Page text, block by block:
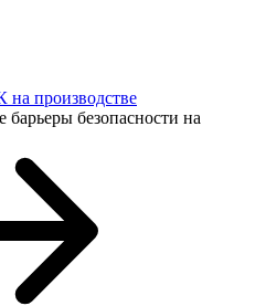
производстве
безопасности на